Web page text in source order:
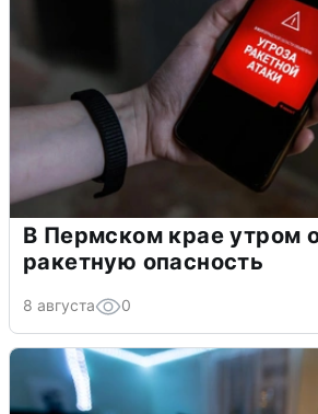
В Пермском крае утром
ракетную опасность
8 августа 0